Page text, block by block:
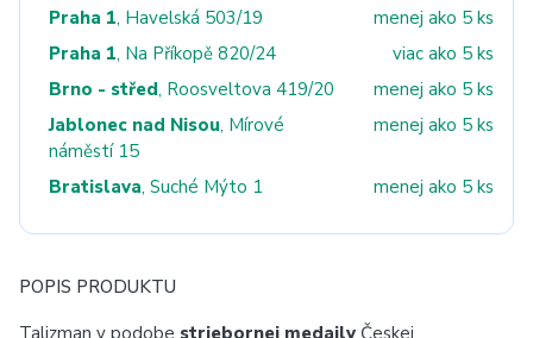
Praha 1, Havelská 503/19
menej ako 5 ks
Praha 1, Na Příkopě 820/24
viac ako 5 ks
Brno - střed, Roosveltova 419/20
menej ako 5 ks
Jablonec nad Nisou, Mírové
náměstí 15
menej ako 5 ks
Bratislava, Suché Mýto 1 menej ako 5 ks
POPIS PRODUKTU
Talizman v podobe striebornej medaily Českej